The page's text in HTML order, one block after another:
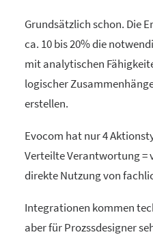
Grundsätzlich schon. Die
ca. 10 bis 20% die
mit analytischen
logischer
erstellen.
Evocom hat nur 4
Verteilte Verantwortung =
direkte Nutzung von
Integrationen kommen
aber für Prozssdesigner